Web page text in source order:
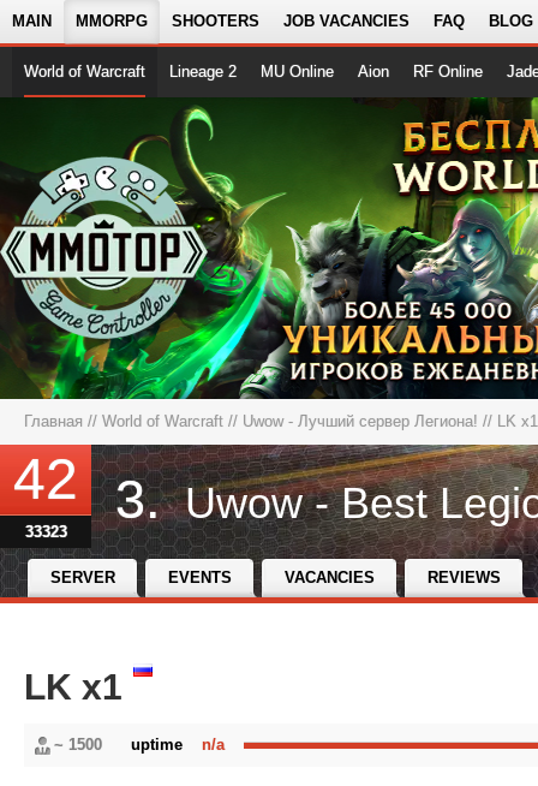
MAIN MMORPG SHOOTERS JOB VACANCIES FAQ BLOG
World of Warcraft Lineage 2 MU Online Aion RF Online
Главная // World of Warcraft // Uwow - Лучший сервер Легиона! // LK x1
42
33323
3. Uwow - Best
SERVER EVENTS VACANCIES REVIEWS
LK x1
~ 1500 n/a
uptime